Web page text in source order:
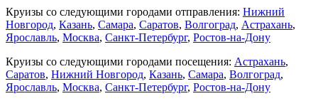
Круизы со следующими городами отправления: Нижний
Новгород, Казань, Самара, Саратов, Волгоград, Астрахань,
Ярославль, Москва, Санкт-Петербург, Ростов-на-Дону
Круизы со следующими городами посещения: Астрахань,
Саратов, Нижний Новгород, Казань, Самара, Волгоград,
Ярославль, Москва, Санкт-Петербург, Ростов-на-Дону